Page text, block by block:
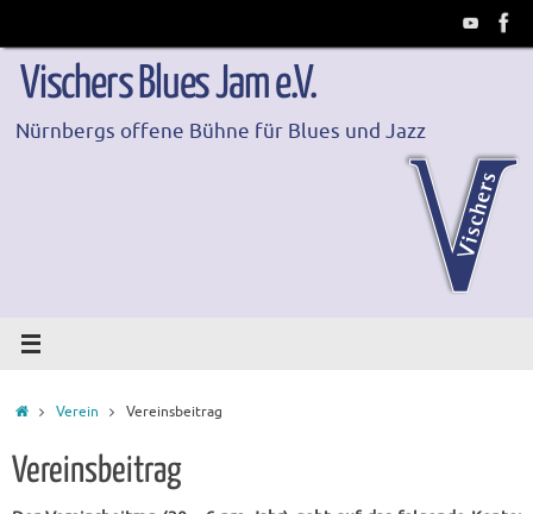
springen
Vischers Blues Jam e.V.
Nürnbergs offene Bühne für Blues und Jazz
StartVerein Vereinsbeitrag
Vereinsbeitrag